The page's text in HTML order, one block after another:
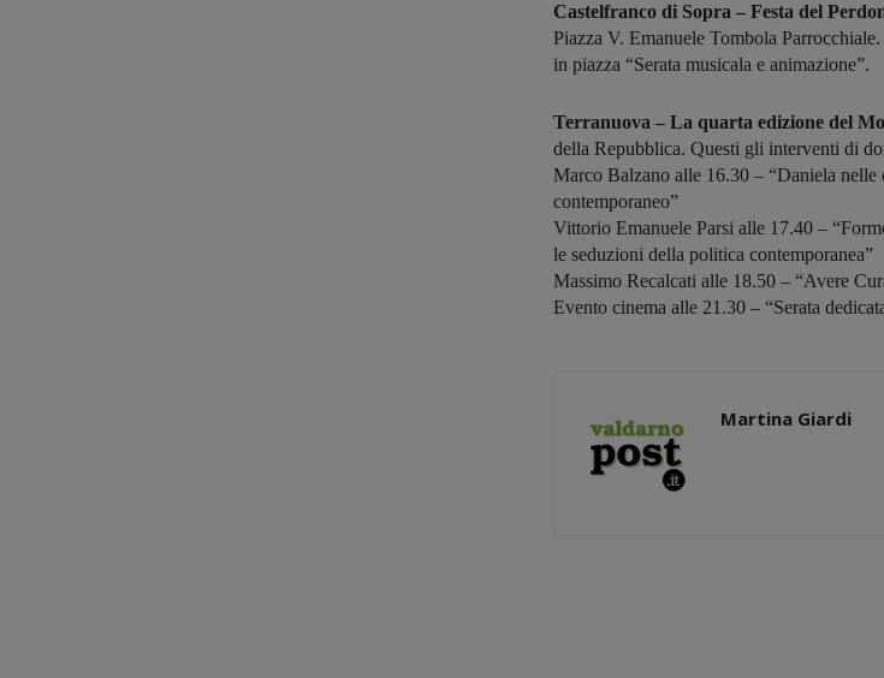
Castelfranco di Sopra – Festa del
Piazza V. Emanuele Tombola
in piazza “Serata musicala e animazione”.
Terranuova – La quarta edizione del
della Repubblica. Questi gli interventi di
Marco Balzano alle 16.30 – “Daniela nelle
contemporaneo”
Vittorio Emanuele Parsi alle 17.40 –
le seduzioni della politica contemporanea”
Massimo Recalcati alle 18.50 – “Avere
Evento cinema alle 21.30 – “Serata
Martina Giardi